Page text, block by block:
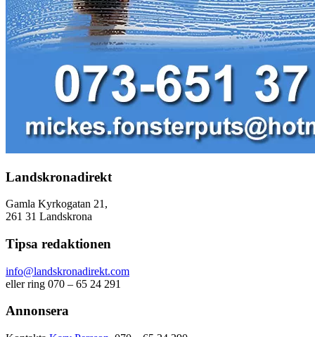
Landskronadirekt
Gamla Kyrkogatan 21,
261 31 Landskrona
Tipsa redaktionen
info@landskronadirekt.com
eller ring 070 – 65 24 291
Annonsera